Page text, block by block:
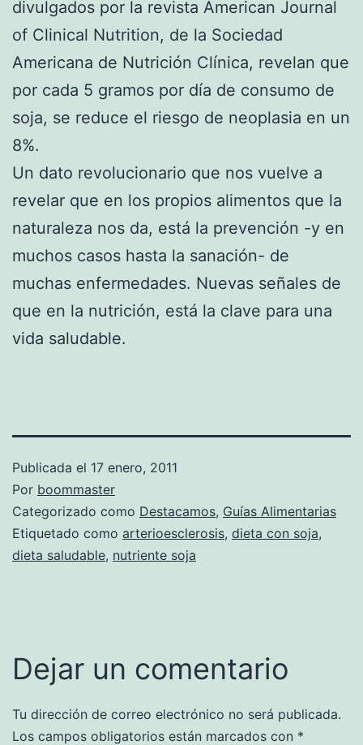
divulgados por la revista American Journal
of Clinical Nutrition, de la Sociedad
Americana de Nutrición Clínica, revelan que
por cada 5 gramos por día de consumo de
soja, se reduce el riesgo de neoplasia en un
8%.
Un dato revolucionario que nos vuelve a
revelar que en los propios alimentos que la
naturaleza nos da, está la prevención -y en
muchos casos hasta la sanación- de
muchas enfermedades. Nuevas señales de
que en la nutrición, está la clave para una
vida saludable.
Publicada el 17 enero, 2011
Por boommaster
Categorizado como Destacamos, Guías Alimentarias
Etiquetado como arterioesclerosis, dieta con soja,
dieta saludable, nutriente soja
Dejar un comentario
Tu dirección de correo electrónico no será publicada.
Los campos obligatorios están marcados con *